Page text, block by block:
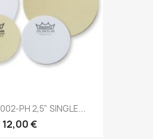
PH 2,5" SINGLE...
12,00 €